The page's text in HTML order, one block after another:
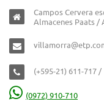
Campos Cervera
Almacenes Paats /
(+595-21) 611-717 /
(0972) 910-710